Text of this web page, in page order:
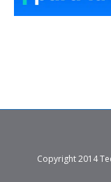
Copyright 2014